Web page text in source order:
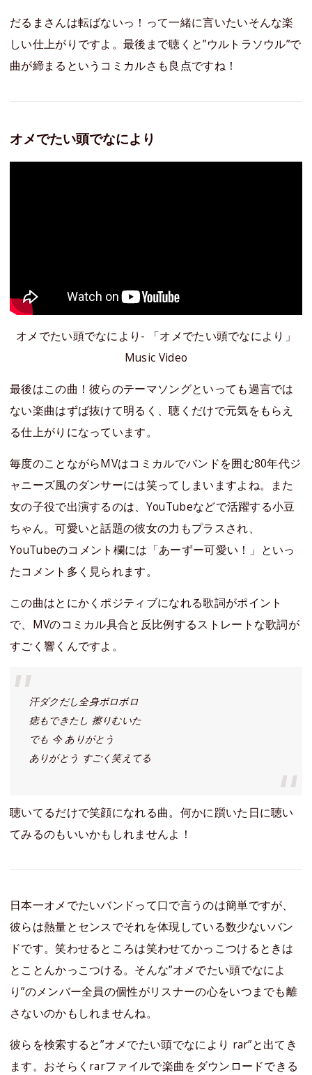
だるまさんは転ばないっ！って一緒に言いたいそんな楽
しい仕上がりですよ。最後まで聴くと”ウルトラソウル”で
曲が締まるというコミカルさも良点ですね！
オメでたい頭でなにより
オメでたい頭でなにより- 「オメでたい頭でなにより」
Music Video
最後はこの曲！彼らのテーマソングといっても過言では
ない楽曲はずば抜けて明るく、聴くだけで元気をもらえ
る仕上がりになっています。
毎度のことながらMVはコミカルでバンドを囲む80年代ジ
ャニーズ風のダンサーには笑ってしまいますよね。また
女の子役で出演するのは、YouTubeなどで活躍する小豆
ちゃん。可愛いと話題の彼女の力もプラスされ、
YouTubeのコメント欄には「あーずー可愛い！」といっ
たコメント多く見られます。
この曲はとにかくポジティブになれる歌詞がポイント
で、MVのコミカル具合と反比例するストレートな歌詞が
すごく響くんですよ。
汗ダクだし全身ボロボロ
痣もできたし 擦りむいた
でも 今 ありがとう
ありがとう すごく笑えてる
聴いてるだけで笑顔になれる曲。何かに躓いた日に聴い
てみるのもいいかもしれませんよ！
日本一オメでたいバンドって口で言うのは簡単ですが、
彼らは熱量とセンスでそれを体現している数少ないバン
ドです。笑わせるところは笑わせてかっこつけるときは
とことんかっこつける。そんな”オメでたい頭でなによ
り”のメンバー全員の個性がリスナーの心をいつまでも離
さないのかもしれませんね。
彼らを検索すると”オメでたい頭でなにより rar”と出てき
ます。おそらくrarファイルで楽曲をダウンロードできる